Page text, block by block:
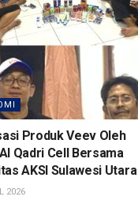
Produk Veev Oleh
Qadri Cell Bersama
AKSI Sulawesi Utara
2026